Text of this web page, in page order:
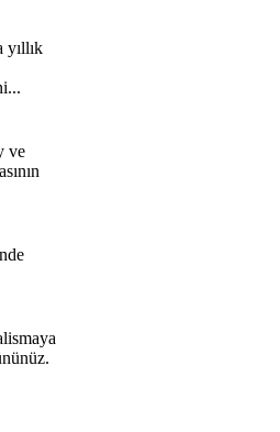
yıllık
ve